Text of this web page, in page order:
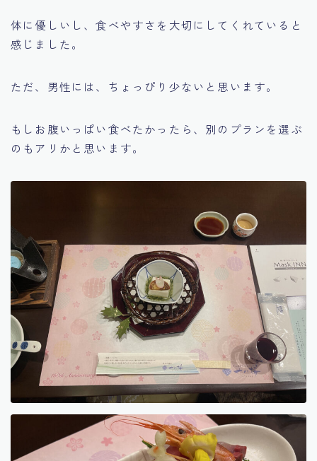
体に優しいし、食べやすさを大切にしてくれていると
感じました。
ただ、男性には、ちょっぴり少ないと思います。
もしお腹いっぱい食べたかったら、別のプランを選ぶ
のもアリかと思います。